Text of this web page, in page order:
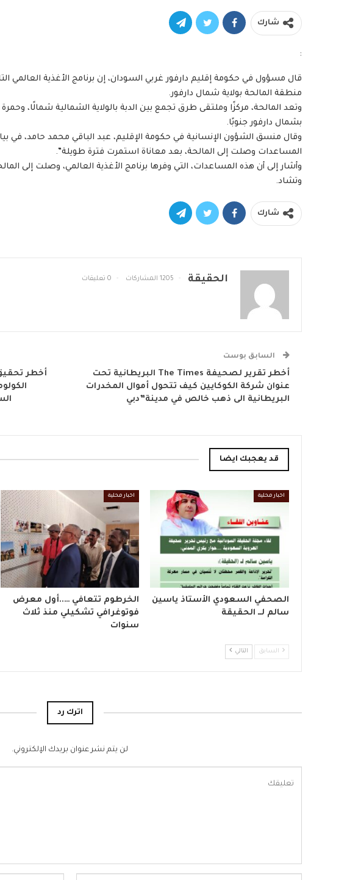
شارك
:
قال مسؤول في حكومة إقليم دارفور غربي السودان، إن برنامج الأغذية العالمي
منطقة المالحة بولاية شمال دارفور.
وتعد المالحة، مركزًا وملتقى طرق تجمع بين الدبة بالولاية الشمالية شمالًا،
بشمال دارفور جنوبًا.
المساعدات وصلت إلى المالحة، بعد معاناة استمرت فترة طويلة”.
وأشار إلى أن هذه المساعدات، التي وفرها برنامج الأغذية العالمي، وصلت إلى
وتشاد.
شارك
الحقيقة 1205 المشاركات 0 تعليقات
السابق بوست
أخطر تقرير لصحيفة The Times البريطانية تحت
عنوان شركة الكوكايين كيف تتحول أموال المخدرات
البريطانية الى ذهب خالص في مدينة”دبي
قد يعجبك ايضا
اخبار محلية
الصحفي السعودي الأستاذ ياسين
سالم لــ الحقيقة
اخبار محلية
الخرطوم تتعافي …..أول معرض
فوتوغرافي تشكيلي منذ ثلاث
سنوات
السابق التالي
اترك رد
لن يتم نشر عنوان بريدك الإلكتروني.